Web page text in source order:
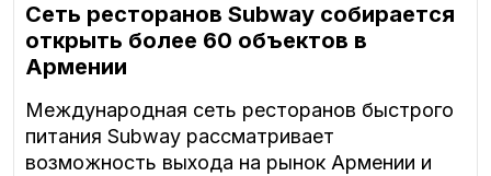
Сеть ресторанов Subway собирается
открыть более 60 объектов в
Армении
Международная сеть ресторанов быстрого
питания Subway рассматривает
возможность выхода на рынок Армении и